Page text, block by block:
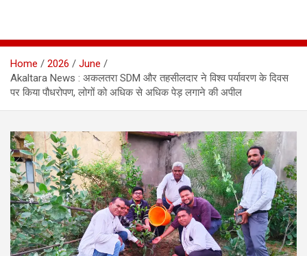
Home 2026
June
Akaltara News : अकलतरा SDM और तहसीलदार ने विश्व पर्यावरण के दिवस
पर किया पौधरोपण, लोगों को अधिक से अधिक पेड़ लगाने की अपील